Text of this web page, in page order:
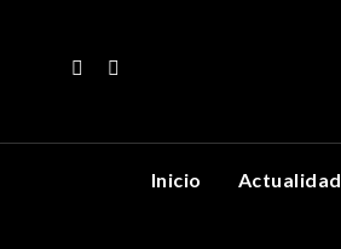
Inicio Actualidad